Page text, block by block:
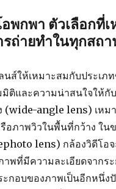
พกพา ตัวเลือกที่เ
รถ่ายทำในทุกสถ
นส์ให้เหมาะสมกับประเภ
มิติและความน่าสนใจให้กั
(wide-angle lens) เหม
อภาพวิวในพื้นที่กว้าง ใน
lens) กล้องวิดีโอ
าพที่มีความละเอียดจากร
ะกอบของภาพเป็นอีกหนึ่ง